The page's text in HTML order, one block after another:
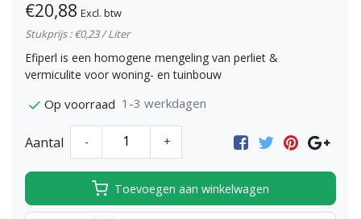
€20,88 Excl. btw
Stukprijs : €0,23 / Liter
Efiperl is een homogene mengeling van perliet &
vermiculite voor woning- en tuinbouw
Op voorraad 1-3 werkdagen
Aantal - +
Toevoegen aan winkelwagen